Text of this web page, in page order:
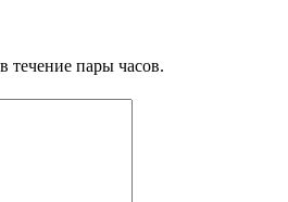
течение пары часов.